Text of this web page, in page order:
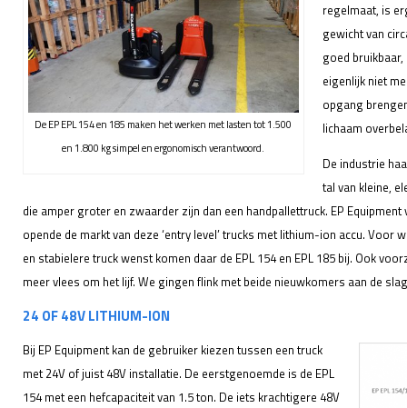
De EP EPL 154 en 185 maken het werken met lasten tot 1.500
en 1.800 kg simpel en ergonomisch verantwoord.
regelmaat, is
gewicht van
goed
eigenlijk niet
opgang
lichaam
De industrie
tal van kleine,
die amper groter en zwaarder zijn dan een handpallettruck. EP
opende de markt van deze ‘entry level’ trucks met lithium-ion accu. Voor
en stabielere truck wenst komen daar de EPL 154 en EPL 185 bij. Ook
meer vlees om het lijf. We gingen flink met beide nieuwkomers aan de
24 OF 48V LITHIUM-ION
Bij EP Equipment kan de gebruiker kiezen tussen een truck
met 24V of juist 48V installatie. De eerstgenoemde is de EPL
154 met een hefcapaciteit van 1.5 ton. De iets krachtigere 48V